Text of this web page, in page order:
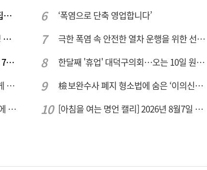
정부 국가철도망 계획에 대전시 역량 집중해야
대전시 2037년 전력자립도 108% 달성 관건은 '주민 수용성'
대전혁신센터, 대전창업허브 입주기업 7개사 모집
[교단만필] 더 쉽게 만드는 시대, 더 깊게 배우는 교육
인공위성 기업 컨텍-AP위성, 루마니아에 지상국 시스템 전수
‘폭염으로 단축 영업합니다’
극한 폭염 속 안전한 열차 운행을 위한 선로관리
한달째 '휴업' 대덕구의회…오는 10일 원구성 다시 돌입
檢 보완수사 폐지 형소법에 숨은 ‘이의신청 3개월 제한’…황운하는 30일 추진
[아침을 여는 명언 캘리] 2026년 8월7일 금요일